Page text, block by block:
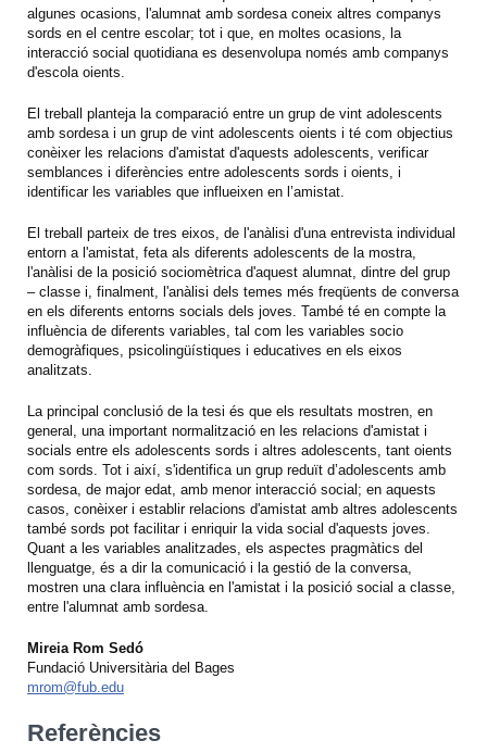
algunes ocasions, l'alumnat amb sordesa coneix altres companys
sords en el centre escolar; tot i que, en moltes ocasions, la
interacció social quotidiana es desenvolupa només amb companys
d'escola oients.
El treball planteja la comparació entre un grup de vint adolescents
amb sordesa i un grup de vint adolescents oients i té com objectius
conèixer les relacions d'amistat d'aquests adolescents, verificar
semblances i diferències entre adolescents sords i oients, i
identificar les variables que influeixen en l’amistat.
El treball parteix de tres eixos, de l'anàlisi d'una entrevista individual
entorn a l'amistat, feta als diferents adolescents de la mostra,
l'anàlisi de la posició sociomètrica d'aquest alumnat, dintre del grup
– classe i, finalment, l'anàlisi dels temes més freqüents de conversa
en els diferents entorns socials dels joves. També té en compte la
influència de diferents variables, tal com les variables socio
demogràfiques, psicolingüístiques i educatives en els eixos
analitzats.
La principal conclusió de la tesi és que els resultats mostren, en
general, una important normalització en les relacions d'amistat i
socials entre els adolescents sords i altres adolescents, tant oients
com sords. Tot i així, s'identifica un grup reduït d’adolescents amb
sordesa, de major edat, amb menor interacció social; en aquests
casos, conèixer i establir relacions d'amistat amb altres adolescents
també sords pot facilitar i enriquir la vida social d'aquests joves.
Quant a les variables analitzades, els aspectes pragmàtics del
llenguatge, és a dir la comunicació i la gestió de la conversa,
mostren una clara influència en l'amistat i la posició social a classe,
entre l'alumnat amb sordesa.
Mireia Rom Sedó
Fundació Universitària del Bages
mrom@fub.edu
Referències